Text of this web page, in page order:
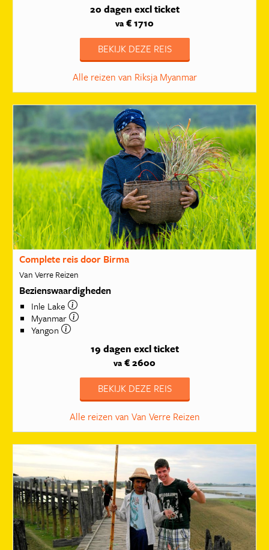
20 dagen excl ticket
va € 1710
BEKIJK DEZE REIS
Alle reizen van Riksja Myanmar
Complete reis door Birma
Van Verre Reizen
Bezienswaardigheden
Inle Lake
Myanmar
Yangon
19 dagen excl ticket
va € 2600
BEKIJK DEZE REIS
Alle reizen van Van Verre Reizen